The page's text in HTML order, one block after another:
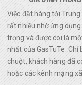
Việc đặt hàng tới
rất nhiều nhờ ứng
trọng và được coi là
nhất của GasTuTe.
chuột, khách hàng đã
hoặc các kênh mạng